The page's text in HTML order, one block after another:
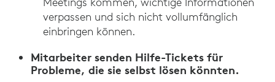
verpassen und sich nicht vollumfänglich
einbringen können.
Mitarbeiter senden Hilfe-Tickets für
Probleme, die sie selbst lösen könnten.